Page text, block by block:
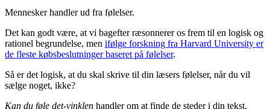
Mennesker handler ud fra følelser.
Det kan godt være, at vi bagefter ræsonnerer os frem til en logisk og
rationel begrundelse, men ifølge forskning fra Harvard University er
de fleste købsbeslutninger baseret på følelser.
Så er det logisk, at du skal skrive til din læsers følelser, når du vil
sælge noget, ikke?
Kan du føle det-vinklen handler om at finde de steder i din tekst,